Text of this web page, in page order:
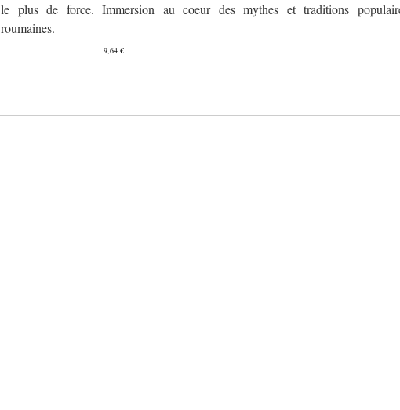
le plus de force. Immersion au coeur des mythes et traditions
roumaines.
9,64 €